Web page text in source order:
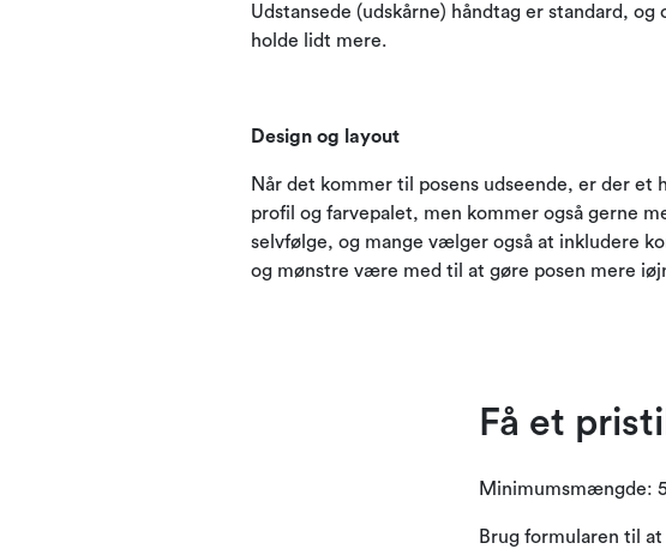
Udstansede (udskårne) håndtag er standard,
holde lidt mere.
Design og layout
Når det kommer til posens udseende, er der et
profil og farvepalet, men kommer også gerne
selvfølge, og mange vælger også at inkludere
og mønstre være med til at gøre posen mere
Få et
Minimumsmængde:
Brug formularen til